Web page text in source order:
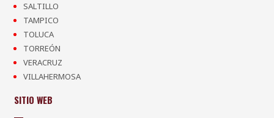
SALTILLO
TAMPICO
TOLUCA
TORREÓN
VERACRUZ
VILLAHERMOSA
SITIO WEB